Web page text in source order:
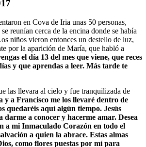
en Cova de Iria unas 50 personas,
reunían cerca de la encina donde se había
niños vieron entonces un destello de luz,
por la aparición de María, que habló a
el día 13 del mes que viene, que reces
y que aprendas a leer. Más tarde te
las llevara al cielo y fue tranquilizada de
y a Francisco me los llevaré dentro de
quedaréis aquí algún tiempo. Jesús
darme a conocer y hacerme amar. Desea
a mi Inmaculado Corazón en todo el
a quien la abrace. Estas almas
como flores puestas por mí para